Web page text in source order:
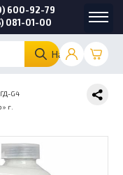
Найти
600-92-79
081-01-00
G4
г.